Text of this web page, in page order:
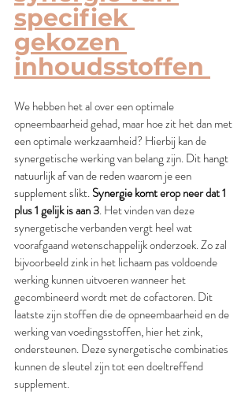
specifiek
gekozen
inhoudsstoffen
We hebben het al over een optimale
opneembaarheid gehad, maar hoe zit het dan met
een optimale werkzaamheid? Hierbij kan de
synergetische werking van belang zijn. Dit hangt
natuurlijk af van de reden waarom je een
supplement slikt. Synergie komt erop neer dat 1
plus 1 gelijk is aan 3. Het vinden van deze
synergetische verbanden vergt heel wat
voorafgaand wetenschappelijk onderzoek. Zo zal
bijvoorbeeld zink in het lichaam pas voldoende
werking kunnen uitvoeren wanneer het
gecombineerd wordt met de cofactoren. Dit
laatste zijn stoffen die de opneembaarheid en de
werking van voedingsstoffen, hier het zink,
ondersteunen. Deze synergetische combinaties
kunnen de sleutel zijn tot een doeltreffend
supplement.